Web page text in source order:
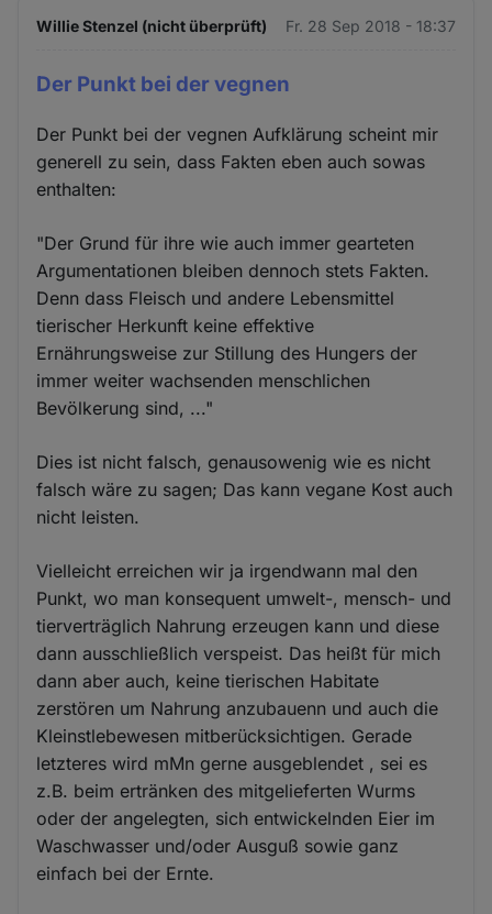
Willie Stenzel (nicht überprüft) Fr. 28 Sep 2018 - 18:37
Der Punkt bei der vegnen
Der Punkt bei der vegnen Aufklärung scheint mir
generell zu sein, dass Fakten eben auch sowas
enthalten:
"Der Grund für ihre wie auch immer gearteten
Argumentationen bleiben dennoch stets Fakten.
Denn dass Fleisch und andere Lebensmittel
tierischer Herkunft keine effektive
Ernährungsweise zur Stillung des Hungers der
immer weiter wachsenden menschlichen
Bevölkerung sind, ..."
Dies ist nicht falsch, genausowenig wie es nicht
falsch wäre zu sagen; Das kann vegane Kost auch
nicht leisten.
Vielleicht erreichen wir ja irgendwann mal den
Punkt, wo man konsequent umwelt-, mensch- und
tierverträglich Nahrung erzeugen kann und diese
dann ausschließlich verspeist. Das heißt für mich
dann aber auch, keine tierischen Habitate
zerstören um Nahrung anzubauenn und auch die
Kleinstlebewesen mitberücksichtigen. Gerade
letzteres wird mMn gerne ausgeblendet , sei es
z.B. beim ertränken des mitgelieferten Wurms
oder der angelegten, sich entwickelnden Eier im
Waschwasser und/oder Ausguß sowie ganz
einfach bei der Ernte.